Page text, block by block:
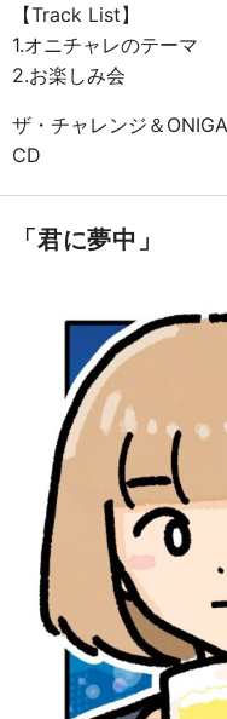
【Track List】
1.オニチャレのテーマ
2.お楽しみ会
ザ・チャレンジ＆
CD
「君に夢中」